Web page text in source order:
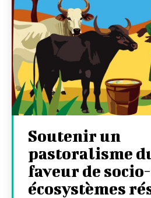
Soutenir un
pastoralisme
faveur de socio-
écosystèmes